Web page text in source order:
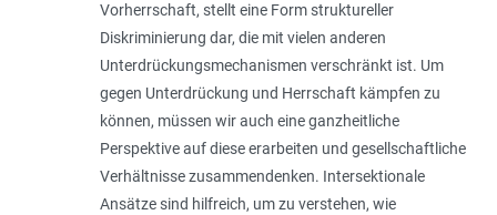
Vorherrschaft, stellt eine Form struktureller
Diskriminierung dar, die mit vielen anderen
Unterdrückungsmechanismen verschränkt ist. Um
gegen Unterdrückung und Herrschaft kämpfen zu
können, müssen wir auch eine ganzheitliche
Perspektive auf diese erarbeiten und gesellschaftliche
Verhältnisse zusammendenken. Intersektionale
Ansätze sind hilfreich, um zu verstehen, wie